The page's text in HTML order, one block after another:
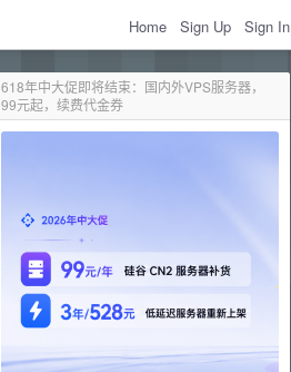
Home Sign Up Sign In
618年中大促即将结束：国内外VPS服务器，
99元起，续费代金券